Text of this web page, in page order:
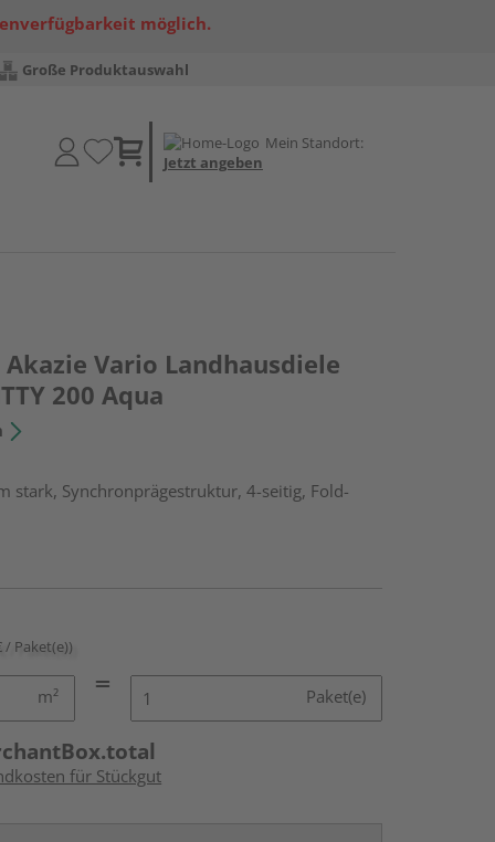
möglich.
Große Produktauswahl
Mein Standort:
Jetzt angeben
Vario Landhausdiele
200 Aqua
stark, Synchronprägestruktur, 4-seitig, Fold-
/ Paket(e))
m² Paket(e)
für Stückgut